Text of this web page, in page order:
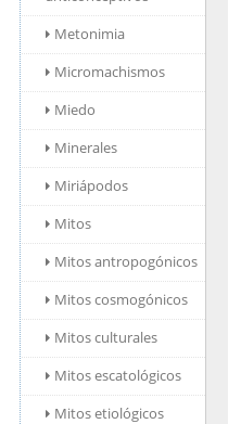
Metonimia
Micromachismos
Miedo
Minerales
Miriápodos
Mitos
Mitos antropogónicos
Mitos cosmogónicos
Mitos culturales
Mitos escatológicos
Mitos etiológicos